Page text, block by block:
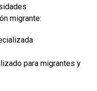
migrante:
para migrantes y